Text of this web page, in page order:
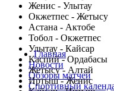
Женис - Улытау
Окжетпес - Жетысу
Астана - Актобе
Тобол - Окжетпес
Улытау - Кайсар
Каспий - Ордабасы
Жетысу - Алтай
Иртыш - Женис
Главная
Новости
Обзоры матчей
Спортивный